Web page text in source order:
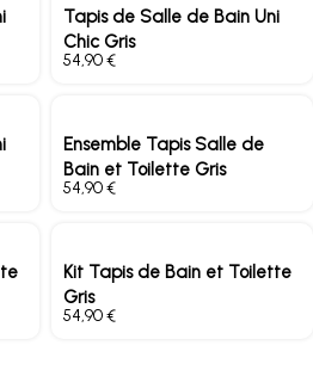
Tapis de Salle de Bain Uni
Chic Gris
€
Ensemble Tapis Salle de
Bain et Toilette Gris
€
Kit Tapis de Bain et Toilette
Gris
€